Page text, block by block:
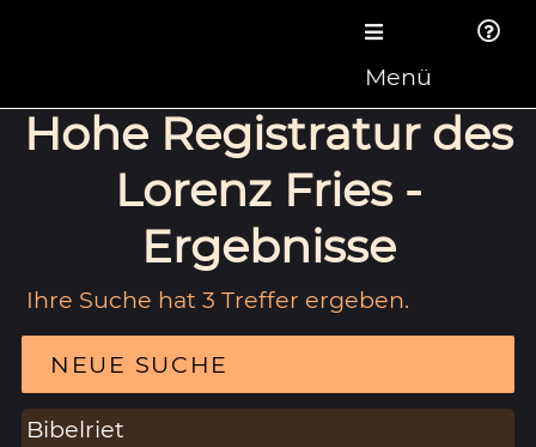
Menü
Hohe Registratur des
Lorenz Fries -
Ergebnisse
Ihre Suche hat 3 Treffer ergeben.
NEUE SUCHE
Bibelriet